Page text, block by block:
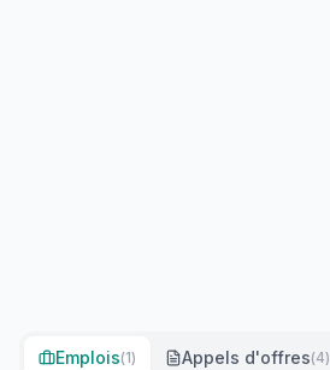
Emplois(1) Appels d'offres(4)